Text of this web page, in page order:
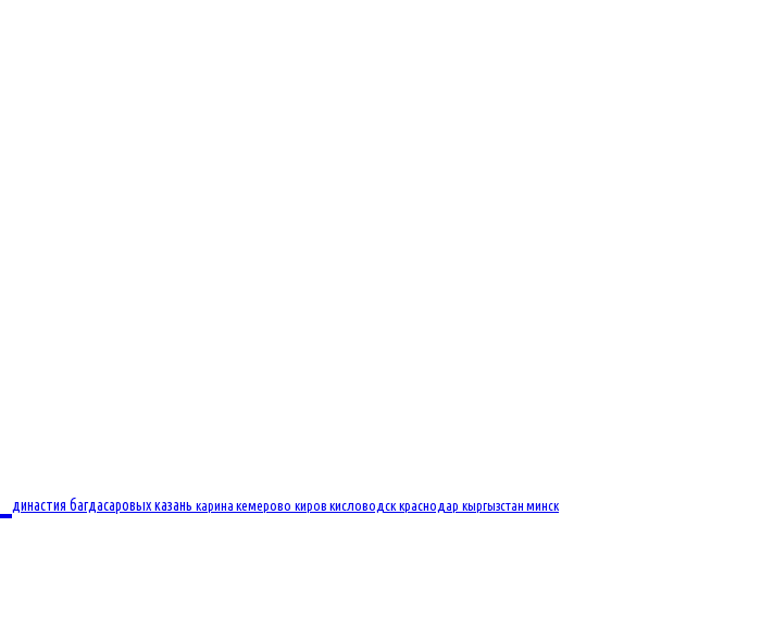
династия багдасаровыхказань карина кемерово киров кисловодск краснодар кыргызстан минск